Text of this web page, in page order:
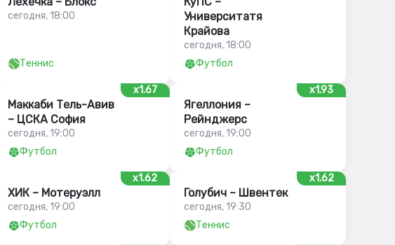
сегодня, 18:00
Теннис
Университатя
Крайова
сегодня, 18:00
Футбол
x1.67
Маккаби Тель-Авив
– ЦСКА София
сегодня, 19:00
Футбол
x1.93
Ягеллония –
Рейнджерс
сегодня, 19:00
Футбол
x1.62
ХИК – Мотеруэлл
сегодня, 19:00
Футбол
x1.62
Голубич – Швентек
сегодня, 19:30
Теннис